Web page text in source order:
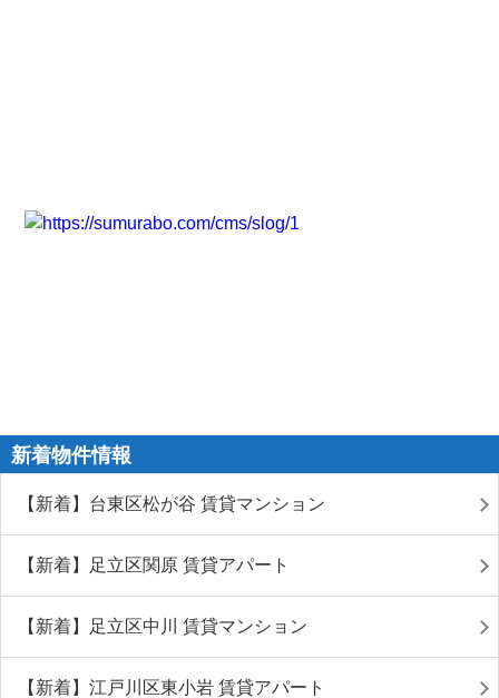
新着物件情報
【新着】台東区松が谷 賃貸マンション
【新着】足立区関原 賃貸アパート
【新着】足立区中川 賃貸マンション
【新着】江戸川区東小岩 賃貸アパート